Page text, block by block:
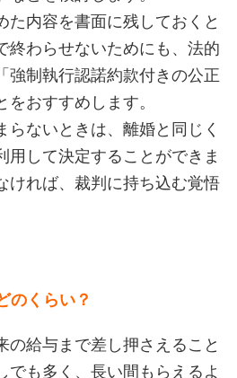
た内容を書面に残しておくと
終わらせないためにも、法的
強制執行認諾約款付きの公正
おすすめします。
らないときは、離婚と同じく
用して決定することができま
ければ、裁判に持ち込む覚悟
のくらい？
の給与まで差し押さえること
でも多く、長い間もらえるよ